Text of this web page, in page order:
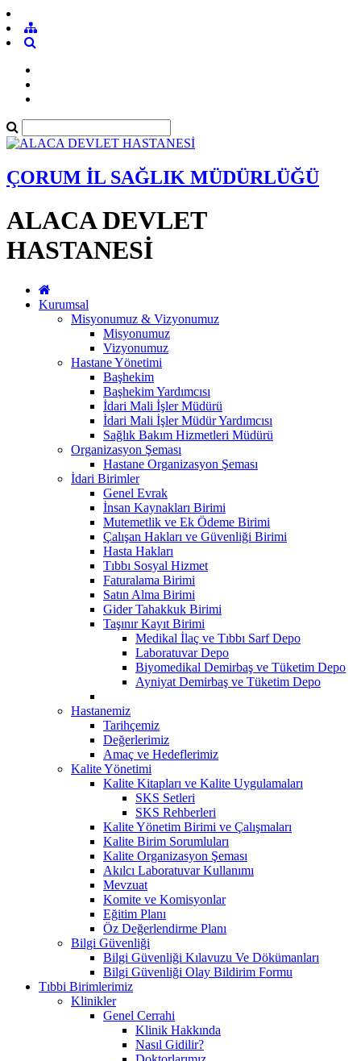
ÇORUM İL SAĞLIK MÜDÜRLÜĞÜ
ALACA DEVLET
HASTANESİ
Kurumsal
Misyonumuz & Vizyonumuz
Misyonumuz
Vizyonumuz
Hastane Yönetimi
Başhekim
Başhekim Yardımcısı
İdari Mali İşler Müdürü
İdari Mali İşler Müdür Yardımcısı
Sağlık Bakım Hizmetleri Müdürü
Organizasyon Şeması
Hastane Organizasyon Şeması
İdari Birimler
Genel Evrak
İnsan Kaynakları Birimi
Mutemetlik ve Ek Ödeme Birimi
Çalışan Hakları ve Güvenliği Birimi
Hasta Hakları
Tıbbı Sosyal Hizmet
Faturalama Birimi
Satın Alma Birimi
Gider Tahakkuk Birimi
Taşınır Kayıt Birimi
Medikal İlaç ve Tıbbı Sarf Depo
Laboratuvar Depo
Biyomedikal Demirbaş ve Tüketim Depo
Ayniyat Demirbaş ve Tüketim Depo
Hastanemiz
Tarihçemiz
Değerlerimiz
Amaç ve Hedeflerimiz
Kalite Yönetimi
Kalite Kitapları ve Kalite Uygulamaları
SKS Setleri
SKS Rehberleri
Kalite Yönetim Birimi ve Çalışmaları
Kalite Birim Sorumluları
Kalite Organizasyon Şeması
Akılcı Laboratuvar Kullanımı
Mevzuat
Komite ve Komisyonlar
Eğitim Planı
Öz Değerlendirme Planı
Bilgi Güvenliği
Bilgi Güvenliği Kılavuzu Ve Dökümanları
Bilgi Güvenliği Olay Bildirim Formu
Tıbbi Birimlerimiz
Klinikler
Genel Cerrahi
Klinik Hakkında
Nasıl Gidilir?